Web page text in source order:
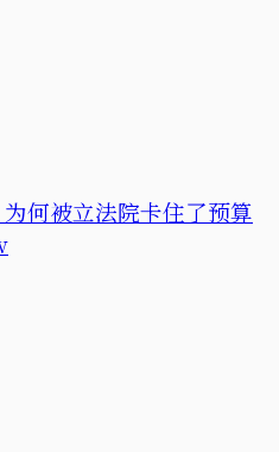
何被立法院卡住了预算